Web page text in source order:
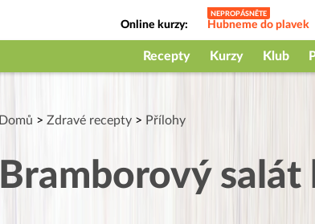
Online kurzy: Hubneme do plavek
Jak na babičky
Recepty Kurzy Klub
Domů > Zdravé recepty > Přílohy
Bramborový salát